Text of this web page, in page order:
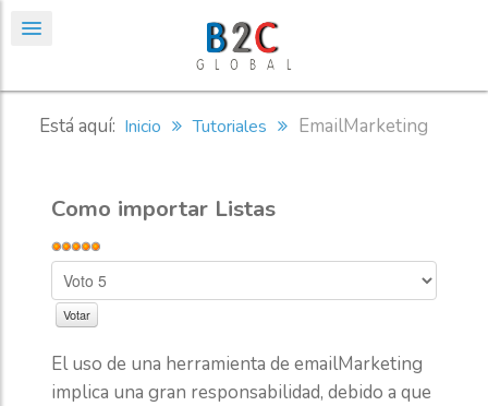
Está aquí: Inicio Tutoriales EmailMarketing
Como importar Listas
El uso de una herramienta de emailMarketing
implica una gran responsabilidad, debido a que